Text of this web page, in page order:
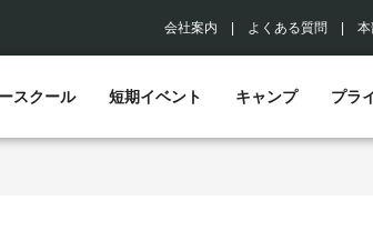
会社案内 よくある質問
スクール 短期イベント キャンプ プラ